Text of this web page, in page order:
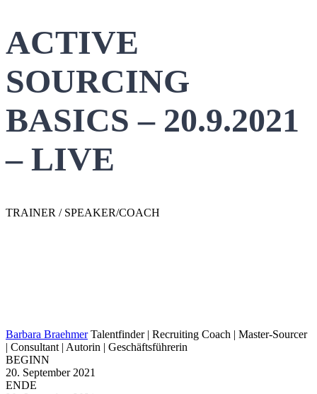
ACTIVE
SOURCING
BASICS – 20.9.2021
– LIVE
TRAINER / SPEAKER/COACH
Barbara Braehmer Talentfinder | Recruiting Coach | Master-Sourcer
| Consultant | Autorin | Geschäftsführerin
BEGINN
20. September 2021
ENDE